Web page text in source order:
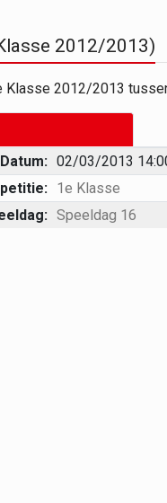
2012/2013)
2012/2013
Datum: 02/03/2013
1e Klasse
Speeldag 16